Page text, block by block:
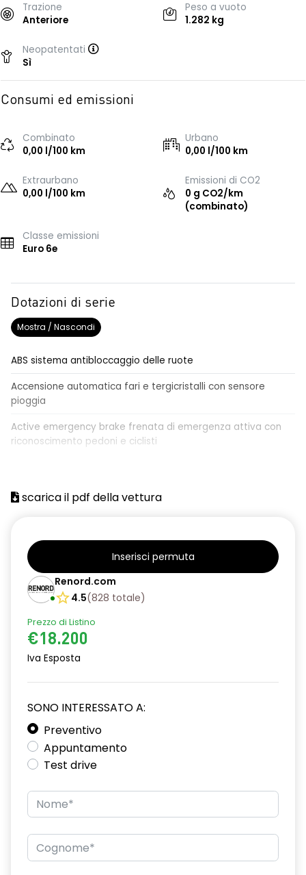
Trazione
Anteriore
Peso a vuoto
1.282 kg
Neopatentati
Sì
Consumi ed emissioni
Combinato
0,00 l/100 km
Urbano
0,00 l/100 km
Extraurbano
0,00 l/100 km
Emissioni di CO2
0 g CO2/km
(combinato)
Classe emissioni
Euro 6e
Dotazioni di serie
Mostra / Nascondi
ABS sistema antibloccaggio delle ruote
Accensione automatica fari e tergicristalli con sensore
pioggia
Active emergency brake frenata di emergenza attiva con
riconoscimento pedoni e ciclisti
Airbag laterali a tendina anteriori e posteriori
Alzacristalli elettrici posteriori
Barre tetto modulari nere
Bracciolo anteriore con vano portaoggetti
Chiave pieghevole a 3 pulsanti
Distance warning avviso distanza di sicurezza
Driver display con schermo TFT da 3,5''
Eco Mode
compatibile 2G/3G o 4G/5G in base al veicolo
Firma luminosa pixelata con fari full LED
HARM03
scarica il pdf della vettura
Inserisci permuta
Renord.com
4.5(828 totale)
Prezzo di Listino
€18.200
Iva Esposta
SONO INTERESSATO A:
Preventivo
Appuntamento
Test drive